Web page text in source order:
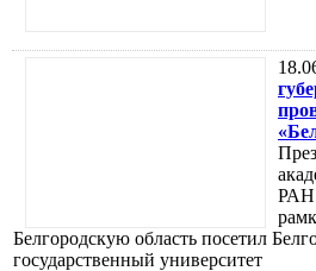
РАН
Белгородскую область посетил
государственный университет